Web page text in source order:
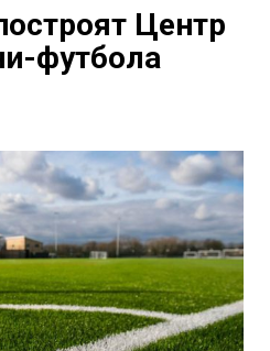
Центр
футбола